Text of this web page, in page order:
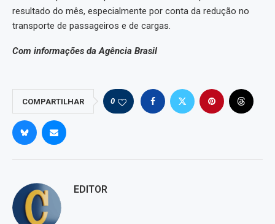
resultado do mês, especialmente por conta da redução no
transporte de passageiros e de cargas.
Com informações da Agência Brasil
COMPARTILHAR 0
EDITOR